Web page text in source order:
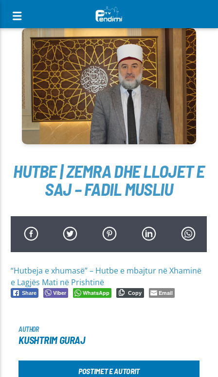
[There are no radio stations in the database]
HUTBE | ZEMRA DHE LLOJET E
SAJ – FADIL MUSLIU
“Hutbeja e xhumasë” – Hutbe e mbajtur në Xhaminë
e Lagjës Mati në Prishtinë
Share Viber WhatsApp Copy Email
AUTHOR
KUSHTRIM GURAJ
POSTIMET E AUTORIT